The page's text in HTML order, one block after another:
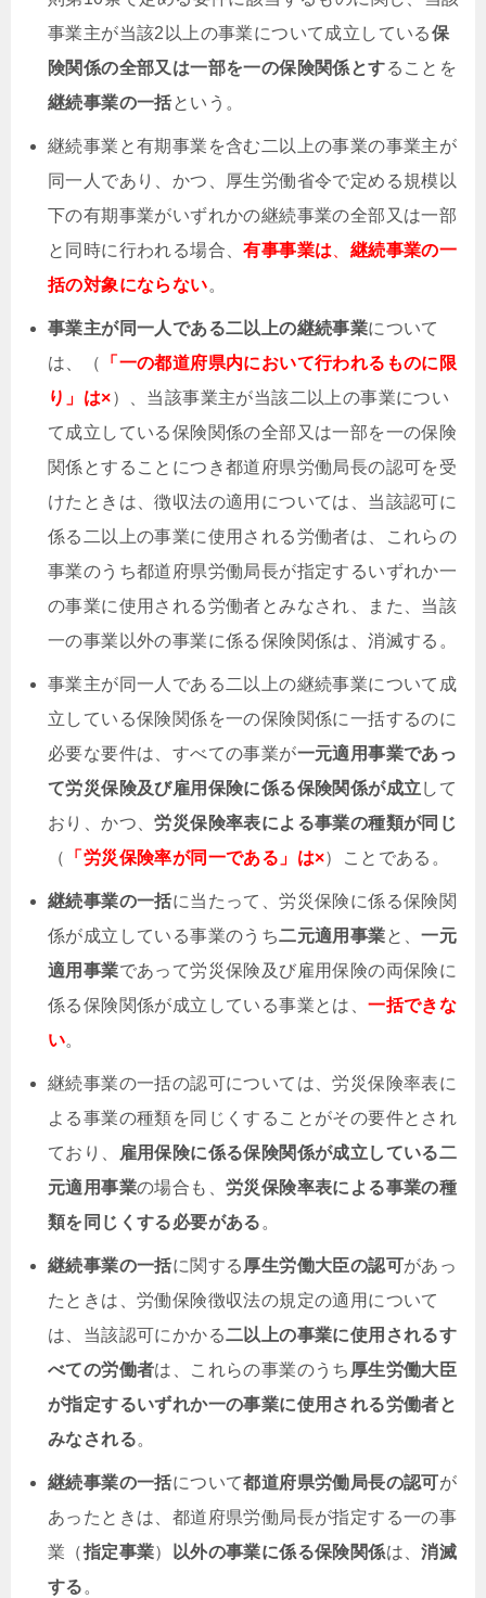
事業主が当該2以上の事業について成立している保
険関係の全部又は一部を一の保険関係とすることを
継続事業の一括という。
継続事業と有期事業を含む二以上の事業の事業主が
同一人であり、かつ、厚生労働省令で定める規模以
下の有期事業がいずれかの継続事業の全部又は一部
と同時に行われる場合、有事事業は、 継続事業の一
括の対象にならない。
事業主が同一人である二以上の継続事業について
は、（
「一の都道府県内において行われるものに限
り」は×）、当該事業主が当該二以上の事業につい
て成立している保険関係の全部又は一部を一の保険
関係とすることにつき都道府県労働局長の認可を受
けたときは、徴収法の適用については、当該認可に
係る二以上の事業に使用される労働者は、これらの
事業のうち都道府県労働局長が指定するいずれか一
の事業に使用される労働者とみなされ、また、当該
一の事業以外の事業に係る保険関係は、消滅する。
事業主が同一人である二以上の継続事業について成
立している保険関係を一の保険関係に一括するのに
必要な要件は、すべての事業が一元適用事業であっ
て労災保険及び雇用保険に係る保険関係が成立して
おり、かつ、労災保険率表による事業の種類が同じ
（
「労災保険率が同一である」は×）ことである。
継続事業の一括に当たって、労災保険に係る保険関
係が成立している事業のうち二元適用事業と、一元
適用事業であって労災保険及び雇用保険の両保険に
係る保険関係が成立している事業とは、一括できな
い。
継続事業の一括の認可については、労災保険率表に
よる事業の種類を同じくすることがその要件とされ
ており、 雇用保険に係る保険関係が成立している二
元適用事業の場合も、 労災保険率表による事業の種
類を同じくする必要がある。
継続事業の一括に関する厚生労働大臣の認可 があっ
たときは、労働保険徴収法の規定の適用について
は、当該認可にかかる二以上の事業に使用されるす
べての労働者は、これらの事業のうち 厚生労働大臣
が指定するいずれか一の事業に使用される労働者と
みなされる。
継続事業の一括について都道府県労働局長の認可 が
あったときは、都道府県労働局長が指定する一の事
業（指定事業） 以外の事業に係る保険関係は、消滅
する。